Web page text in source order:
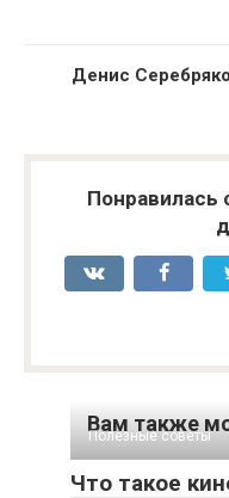
Денис
Понравилась
Вам также
Полезные советы
Что такое